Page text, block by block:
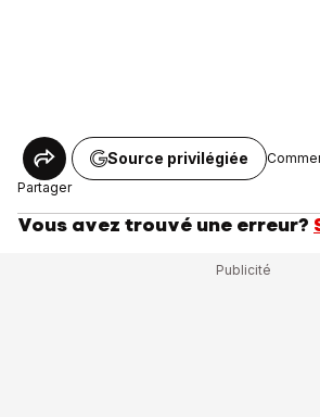
Partager
Source privilégiée
Vous avez trouvé une erreur?